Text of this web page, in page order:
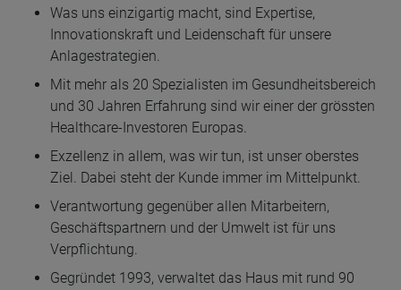
Was uns einzigartig macht, sind Expertise,
Innovationskraft und Leidenschaft für unsere
Anlagestrategien.
Mit mehr als 20 Spezialisten im Gesundheitsbereich
und 30 Jahren Erfahrung sind wir einer der grössten
Healthcare-Investoren Europas.
Exzellenz in allem, was wir tun, ist unser oberstes
Ziel. Dabei steht der Kunde immer im Mittelpunkt.
Verantwortung gegenüber allen Mitarbeitern,
Geschäftspartnern und der Umwelt ist für uns
Verpflichtung.
Gegründet 1993, verwaltet das Haus mit rund 90